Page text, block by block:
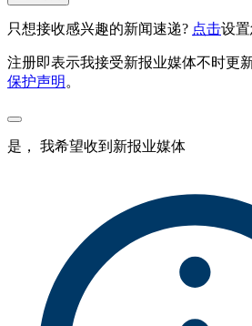
只想接收感兴趣的新闻速递? 点击设置
注册即表示我接受新报业媒体不时更
保护声明 。
是， 我希望收到新报业媒体